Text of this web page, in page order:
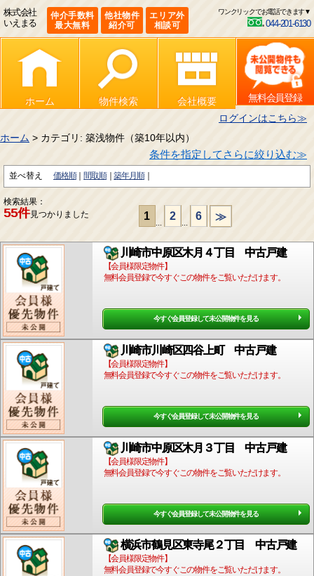
株式会社
いえまる
仲介手数料
最大無料
他社物件
紹介可
エリア外
相談可
ワンクリックでお電話できます▼
044-201-6130
ホーム 物件検索 会社概要
無料会員登録
ログインはこちら≫
ホーム > カテゴリ: 築浅物件（築10年以内）
条件を指定してさらに絞り込む≫
並べ替え 価格順 間取順 築年月順
検索結果：
55件見つかりました 1
...
2
...
6 ≫
川崎市中原区木月４丁目 中古戸建
【会員様限定物件】
無料会員登録で今すぐこの物件をご覧いただけます。
今すぐ会員登録して未公開物件を見る
川崎市川崎区四谷上町 中古戸建
【会員様限定物件】
無料会員登録で今すぐこの物件をご覧いただけます。
今すぐ会員登録して未公開物件を見る
川崎市中原区木月３丁目 中古戸建
【会員様限定物件】
無料会員登録で今すぐこの物件をご覧いただけます。
今すぐ会員登録して未公開物件を見る
横浜市鶴見区東寺尾２丁目 中古戸建
【会員様限定物件】
無料会員登録で今すぐこの物件をご覧いただけます。